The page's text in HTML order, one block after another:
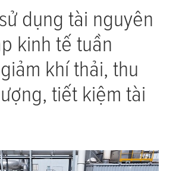
dụng tài nguyên
kinh tế tuần
khí thải, thu
tiết kiệm tài